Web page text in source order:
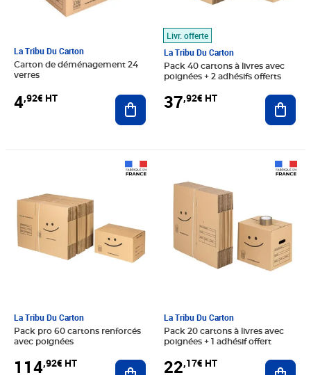
La Tribu Du Carton
Carton de déménagement 24
verres
4,92€ HT Ajouter au panier
Livr. offerte
La Tribu Du Carton
Pack 40 cartons à livres avec
poignées + 2 adhésifs offerts
37,92€ HT
La Tribu Du Carton
Pack pro 60 cartons renforcés
avec poignées
114,92€ HT Ajouter au panier
La Tribu Du Carton
Pack 20 cartons à livres avec
poignées + 1 adhésif offert
22,17€ HT